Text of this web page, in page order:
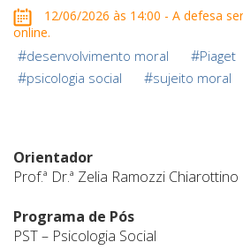
12/06/2026 às 14:00 - A defesa
online.
#desenvolvimento moral #Piaget
#psicologia social #sujeito moral
Orientador
Prof.ª Dr.ª Zelia Ramozzi Chiarottino
Programa de Pós
PST – Psicologia Social